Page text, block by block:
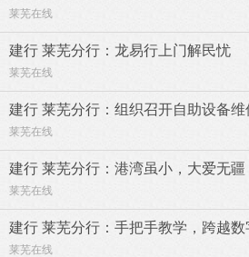
莱芜在线
建行 莱芜分行：龙易行上门解民忧
莱芜在线
建行 莱芜分行：组织召开自助设备维
莱芜在线
建行 莱芜分行：港湾虽小，大爱无疆
莱芜在线
建行 莱芜分行：手把手教学，跨越数
莱芜在线